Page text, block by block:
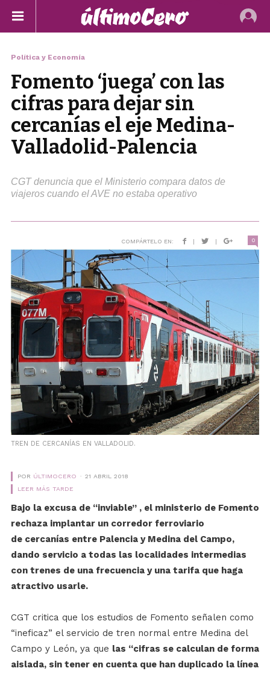
Política y Economía
Fomento ‘juega’ con las
cifras para dejar sin
cercanías el eje Medina-
Valladolid-Palencia
CGT denuncia que el Ministerio compara datos de
viajeros cuando el AVE no estaba operativo
COMPÁRTELO EN: | | 0
TREN DE CERCANÍAS EN VALLADOLID.
POR ÚLTIMOCERO
21 ABRIL 2018
LEER MÁS TARDE
Bajo la excusa de “inviable” , el ministerio de Fomento
rechaza implantar un corredor ferroviario
de cercanías entre Palencia y Medina del Campo,
dando servicio a todas las localidades intermedias
con trenes de una frecuencia y una tarifa que haga
atractivo usarle.
CGT critica que los estudios de Fomento señalen como
“ineficaz” el servicio de tren normal entre Medina del
Campo y León, ya que las “cifras se calculan de forma
aislada, sin tener en cuenta que han duplicado la línea